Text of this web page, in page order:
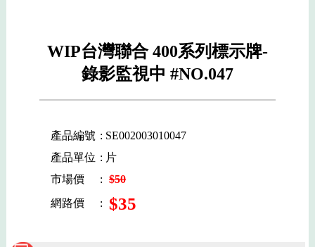
WIP台灣聯合 400系列標示牌-
錄影監視中 #NO.047
產品編號 : SE002003010047
產品單位 : 片
市場價
: $50
網路價
: $35